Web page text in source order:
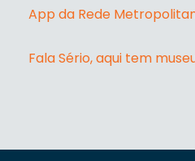
App da Rede
Fala Sério, aqui tem